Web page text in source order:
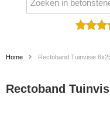
Home Rectoband Tuinvisie
Rectoband